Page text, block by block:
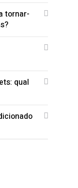
tornar-
qual